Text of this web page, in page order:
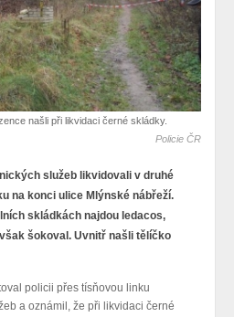
našli při likvidaci černé skládky.
Policie ČR
služeb likvidovali v druhé
na konci ulice Mlýnské nábřeží.
skládkách najdou ledacos,
šokoval. Uvnitř našli tělíčko
policii přes tísňovou linku
a oznámil, že při likvidaci černé